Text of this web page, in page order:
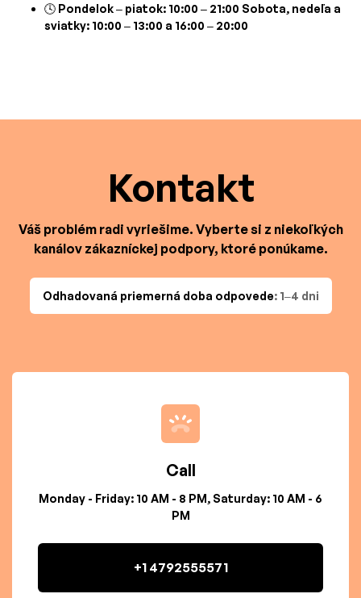
🕓 Pondelok – piatok: 10:00 – 21:00 Sobota, nedeľa a
sviatky: 10:00 – 13:00 a 16:00 – 20:00
Kontakt
Váš problém radi vyriešime. Vyberte si z niekoľkých
kanálov zákazníckej podpory, ktoré ponúkame.
Odhadovaná priemerná doba odpovede: 1–4 dni
Call
Monday - Friday: 10 AM - 8 PM, Saturday: 10 AM - 6
PM
+1 4792555571